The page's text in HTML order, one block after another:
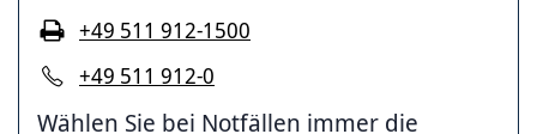
+49 511 912-0
+49 511 912-1500
Wählen Sie bei Notfällen immer die